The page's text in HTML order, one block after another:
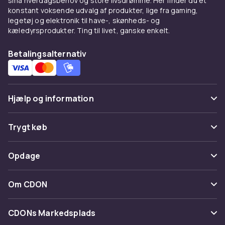
det samme.
Farve
Stand
B: God stand
Garanti, måneder
12
a94cad6a-a233-4dab-bfaa-20e20ff52dc6
Produktsikkerhedsinformation
konstant voksende udvalg af produkter, lige fra gaming,
legetøj og elektronik til have-, skønheds- og
kæledyrsprodukter. Ting til livet, ganske enkelt.
Betalingsalternativ
Hjælp og information
Ofte stillede spørgsmål
Spor pakke
Fortryd & returner her
Kontakt os
Trygt køb
Betaling
Levering
Tilbagekaldelser
Opdage
Kategorier
Maerke
Om CDON
Om os
CDONs Markedsplads